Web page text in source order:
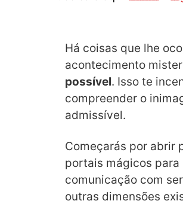
Há coisas que lhe
acontecimento
possível. Isso te
compreender o
admissível.
Começarás por abrir
portais mágicos para
comunicação com
outras dimensões